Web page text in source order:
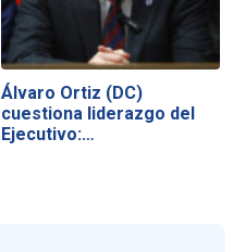
Álvaro Ortiz (DC)
cuestiona liderazgo del
Ejecutivo:…